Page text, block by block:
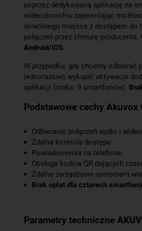
poprzez dedykowaną aplikację na
wideodomofnu zapewniając
dowolnego miejsca z dostępem do
połączeń przez chmurę producenta.
Android/iOS.
W przypadku, gdy chcemy odbierać
jednorazowo wykupić aktywacje
aplikacji (maks. 9 smartfonów).
Podstawowe cechy Akuvox
Odbieranie połączeń audio i
Zdalna kontrola dostępu
Powiadomienia na telefonie
Obsługa kodów QR dających
Zdalne zarządzanie systemem
Brak opłat dla czterech
Parametry techniczne